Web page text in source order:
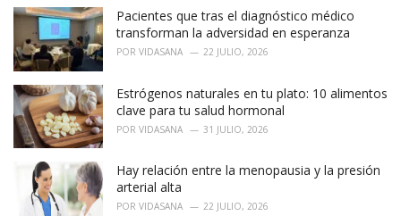
s
Pacientes que tras el diagnóstico médico
transforman la adversidad en esperanza
POR VIDASANA 22 JULIO, 2026
Estrógenos naturales en tu plato: 10 alimentos
clave para tu salud hormonal
POR VIDASANA 31 JULIO, 2026
Hay relación entre la menopausia y la presión
arterial alta
POR VIDASANA 22 JULIO, 2026